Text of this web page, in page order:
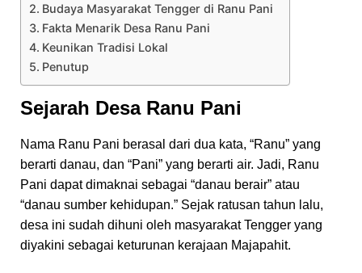
Budaya Masyarakat Tengger di Ranu Pani
Fakta Menarik Desa Ranu Pani
Keunikan Tradisi Lokal
Penutup
Sejarah Desa Ranu Pani
Nama Ranu Pani berasal dari dua kata, “Ranu” yang
berarti danau, dan “Pani” yang berarti air. Jadi, Ranu
Pani dapat dimaknai sebagai “danau berair” atau
“danau sumber kehidupan.” Sejak ratusan tahun lalu,
desa ini sudah dihuni oleh masyarakat Tengger yang
diyakini sebagai keturunan kerajaan Majapahit.